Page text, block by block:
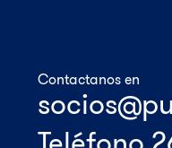
Contactanos en